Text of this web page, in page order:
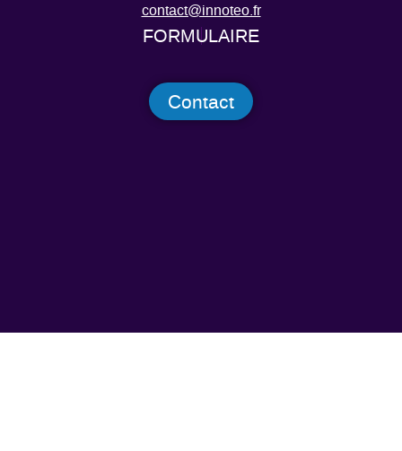
contact@innoteo.fr
FORMULAIRE
Contact